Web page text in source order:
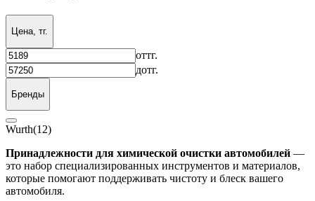
Цена, тг.
оттг.
дотг.
Бренды
Wurth(12)
Принадлежности для химической очистки автомобилей —
это набор специализированных инструментов и материалов,
которые помогают поддерживать чистоту и блеск вашего
автомобиля.